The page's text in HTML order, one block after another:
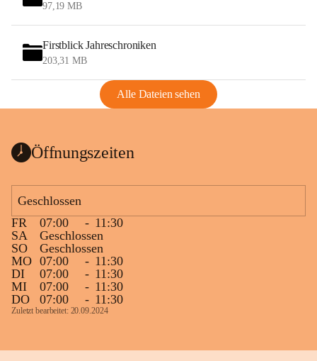
97,19 MB
Firstblick Jahreschroniken
203,31 MB
Alle Dateien sehen
Öffnungszeiten
Geschlossen
FR
07:00 - 11:30
SA
Geschlossen
SO
Geschlossen
MO 07:00 - 11:30
DI
07:00 - 11:30
MI
07:00 - 11:30
DO
07:00 - 11:30
Zuletzt bearbeitet: 20.09.2024